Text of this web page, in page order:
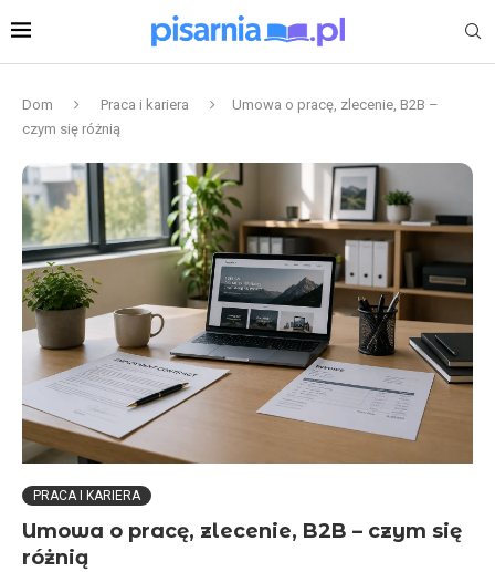
Dom Praca i kariera
Umowa o pracę, zlecenie, B2B –
czym się różnią
PRACA I KARIERA
Umowa o pracę, zlecenie, B2B – czym się
różnią